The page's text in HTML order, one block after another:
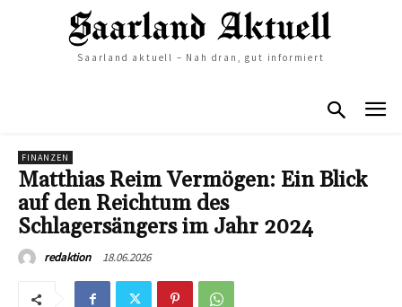
Saarland aktuell – Nah dran, gut informiert
FINANZEN
Matthias Reim Vermögen: Ein Blick
auf den Reichtum des
Schlagersängers im Jahr 2024
redaktion 18.06.2026